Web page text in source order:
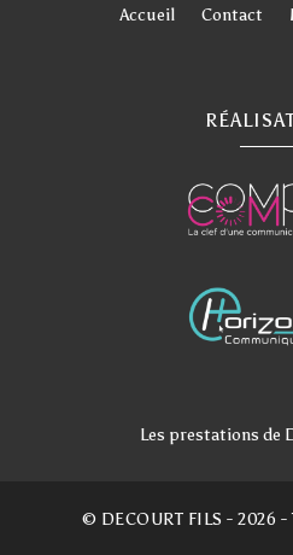
Accueil Contact
Achat de cuir en Dordogne
© DECOURT FILS - 2026